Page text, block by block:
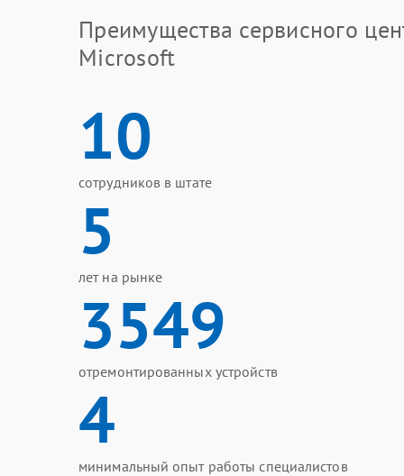
Преимущества сервисного
Microsoft
10
сотрудников в штате
5
лет на рынке
3549
отремонтированных устройств
4
минимальный опыт работы специалистов